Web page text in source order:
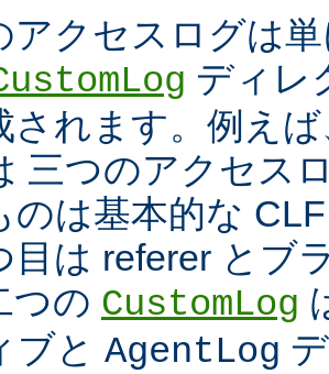
アクセスログは
ディレ
されます。例え
三つのアクセス
のは基本的な
目は referer とブ
つの CustomLog
ブと AgentLog